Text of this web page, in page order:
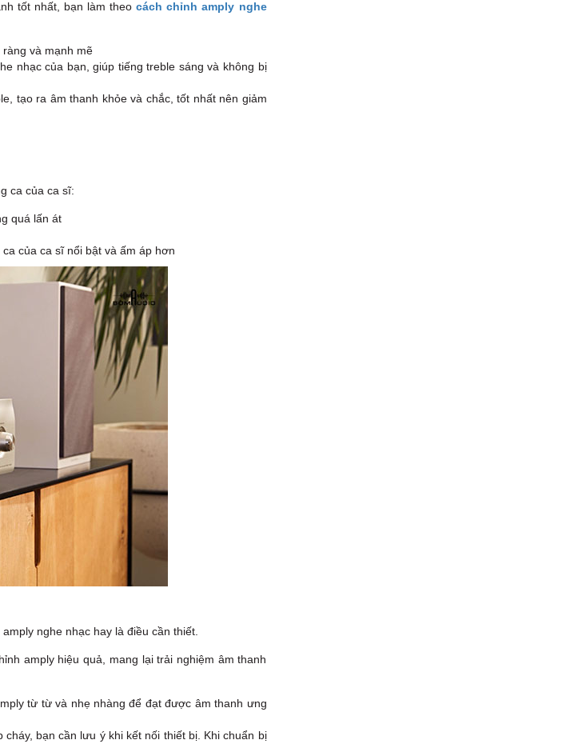
tốt nhất, bạn làm theocách chỉnh amply nghe
và mạnh mẽ
nhạc của bạn, giúp tiếng treble sáng và không bị
tạo ra âm thanh khỏe và chắc, tốt nhất nên giảm
ca của ca sĩ:
quá lấn át
của ca sĩ nổi bật và ấm áp hơn
nghe nhạc hay là điều cần thiết.
amply hiệu quả, mang lại trải nghiệm âm thanh
từ từ và nhẹ nhàng để đạt được âm thanh ưng
bạn cần lưu ý khi kết nối thiết bị. Khi chuẩn bị